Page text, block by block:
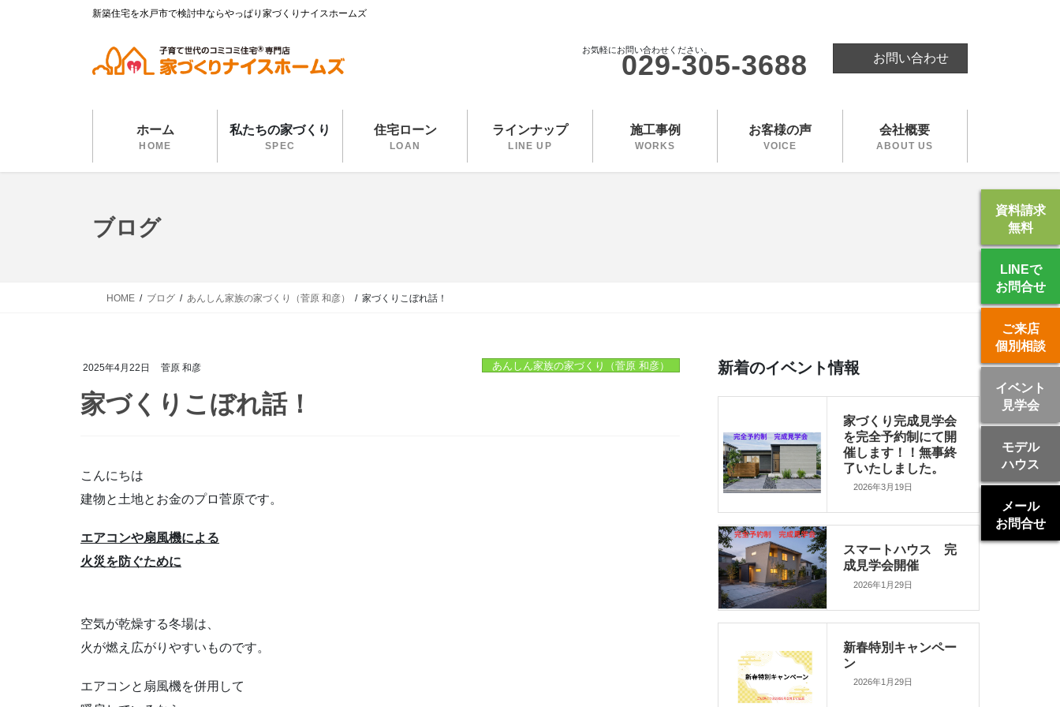
新築住宅を水戸市で検討中ならやっぱり家づくりナイスホームズ
お気軽にお問い合わせください。
029-305-3688 お問い合わせ
ホーム
HOME
私たちの家づくり
SPEC
住宅ローン
LOAN
ラインナップ
LINE UP
施工事例
WORKS
お客様の声
VOICE
会社概要
ABOUT US
ブログ
HOME ブログ あんしん家族の家づくり（菅原 和彦） 家づくりこぼれ話！
2025年4月22日 菅原 和彦 あんしん家族の家づくり（菅原 和彦）
家づくりこぼれ話！
こんにちは
建物と土地とお金のプロ菅原です。
エアコンや扇風機による
火災を防ぐために
空気が乾燥する冬場は、
火が燃え広がりやすいものです。
エアコンと扇風機を併用して
新着のイベント情報
家づくり完成見学会
を完全予約制にて開
催します！！無事終
了いたしました。
2026年3月19日
スマートハウス 完
成見学会開催
2026年1月29日
新春特別キャンペー
ン
2026年1月29日
資料請求
無料
LINEで
お問合せ
ご来店
個別相談
イベント
見学会
モデル
ハウス
メール
お問合せ